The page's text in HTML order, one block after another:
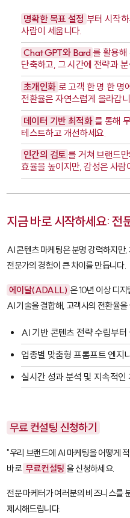
명확한 목표 설정 부터 시작
사람이 세웁니다.
ChatGPT와 Bard 를 활용
단축하고, 그 시간에 전략과
초개인화 로 고객 한 명 한 명
전환율은 자연스럽게 올라갑
데이터 기반 최적화 를 통해
테스트하고 개선하세요.
인간의 검토 를 거쳐 브랜드
효율을 높이지만, 감성은 사람
지금 바로 시작하세요: 전
AI 콘텐츠 마케팅은 분명 강력하지만
전문가의 경험이 큰 차이를 만듭니다.
에이달(ADALL) 은 10년 이상 디
AI 기술을 결합해, 고객사의 전환율
AI 기반 콘텐츠 전략 수립부터
업종별 맞춤형 프롬프트 엔지
실시간 성과 분석 및 지속적인
무료 컨설팅 신청하기
"우리 브랜드에 AI 마케팅을 어떻게
바로 무료 컨설팅 을 신청하세요.
전문 마케터가 여러분의 비즈니스를
제시해드립니다.